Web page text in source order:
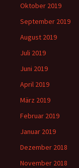
Oktober 2019
September 2019
August 2019
Juli 2019
Juni 2019
April 2019
März 2019
Februar 2019
Januar 2019
Dezember 2018
November 2018